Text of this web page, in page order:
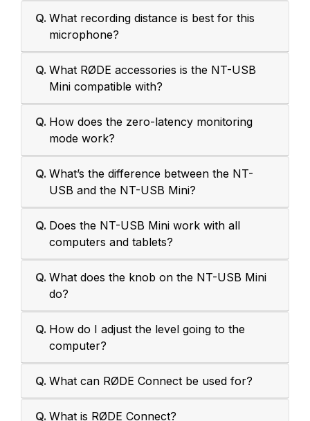
Q. What recording distance is best for this
microphone?
Q. What RØDE accessories is the NT-USB
Mini compatible with?
Q. How does the zero-latency monitoring
mode work?
Q. What’s the difference between the NT-
USB and the NT-USB Mini?
Q. Does the NT-USB Mini work with all
computers and tablets?
Q. What does the knob on the NT-USB Mini
do?
Q. How do I adjust the level going to the
computer?
Q. What can RØDE Connect be used for?
Q. What is RØDE Connect?